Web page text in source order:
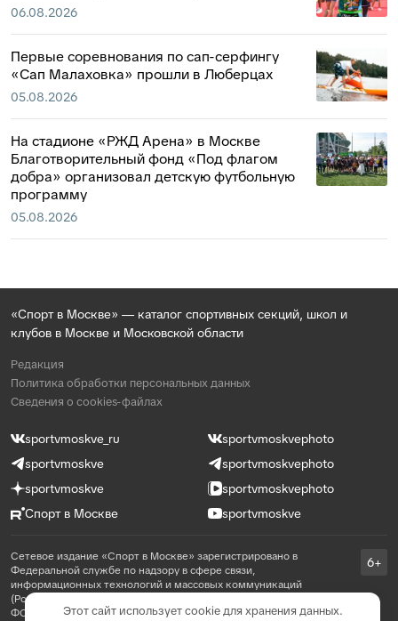
06.08.2026
Первые соревнования по сап-серфингу
«Сап Малаховка» прошли в Люберцах
05.08.2026
На стадионе «РЖД Арена» в Москве
Благотворительный фонд «Под флагом
добра» организовал детскую футбольную
программу
05.08.2026
«Спорт в Москве» — каталог спортивных секций, школ и
клубов в Москве и Московской области
Редакция
Политика обработки персональных данных
Сведения о cookies-файлах
sportvmoskve_ru
sportvmoskvephoto
sportvmoskve
sportvmoskvephoto
sportvmoskve
sportvmoskvephoto
Спорт в Москве
sportvmoskve
Сетевое издание «Спорт в Москве» зарегистрировано в
Федеральной службе по надзору в сфере связи,
информационных технологий и массовых коммуникаций
(Роскомнадзор) 31 августа 2021 года, реестровая запись ЭЛ №
ФС 77 - 81769
6+
Этот сайт использует cookie для хранения данных.